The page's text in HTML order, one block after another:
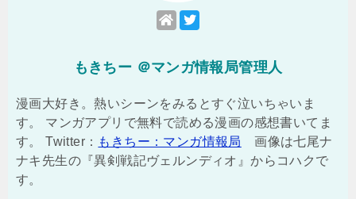
もきちー ＠マンガ情報局管理人
漫画大好き。熱いシーンをみるとすぐ泣いちゃいま
す。 マンガアプリで無料で読める漫画の感想書いてま
す。 Twitter： もきちー：マンガ情報局
画像は七尾ナ
ナキ先生の『異剣戦記ヴェルンディオ』からコハクで
す。